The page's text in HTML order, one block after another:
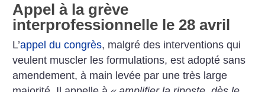
Appel à la grève
interprofessionnelle le 28 avril
L’appel du congrès, malgré des interventions qui
veulent muscler les formulations, est adopté sans
amendement, à main levée par une très large